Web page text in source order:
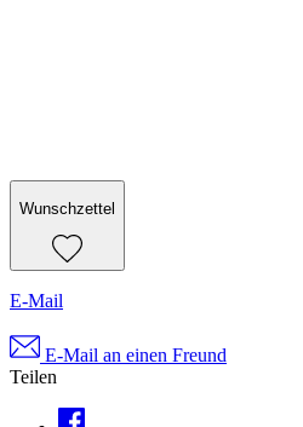
Wunschzettel
E-Mail
E-Mail an einen Freund
Teilen